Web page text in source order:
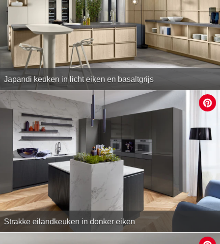
Japandi keuken in licht eiken en basaltgrijs
Strakke eilandkeuken in donker eiken